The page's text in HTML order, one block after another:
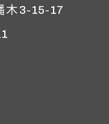
木3-15-17